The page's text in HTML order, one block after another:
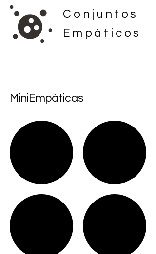
Conjuntos
Empáticos
MiniEmpáticas